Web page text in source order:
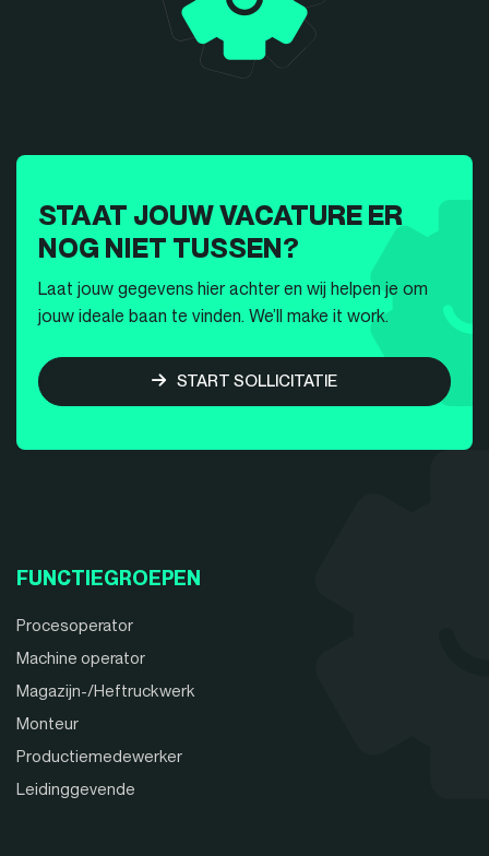
STAAT JOUW VACATURE ER
NOG NIET TUSSEN?
Laat jouw gegevens hier achter en wij helpen je om
jouw ideale baan te vinden. We’ll make it work.
START SOLLICITATIE
FUNCTIEGROEPEN
Procesoperator
Machine operator
Magazijn-/Heftruckwerk
Monteur
Productiemedewerker
Leidinggevende